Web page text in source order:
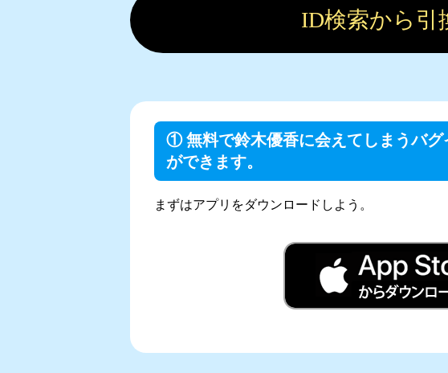
ID検索から引
① 無料で鈴木優香に会えてしまうバ
ができます。
まずはアプリをダウンロードしよう。